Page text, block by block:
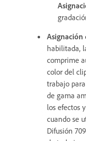
Asignación
habilitada,
comprime
color del
trabajo
de gama
los efectos
cuando se
Difusión